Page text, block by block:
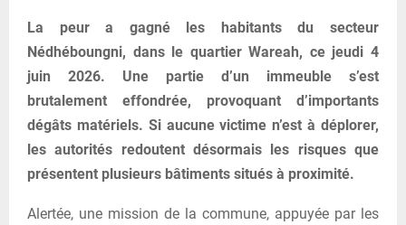
La peur a gagné les habitants du secteur
Nédhéboungni, dans le quartier Wareah, ce jeudi 4
juin 2026. Une partie d’un immeuble s’est
brutalement effondrée, provoquant d’importants
dégâts matériels. Si aucune victime n’est à déplorer,
les autorités redoutent désormais les risques que
présentent plusieurs bâtiments situés à proximité.
Alertée, une mission de la commune, appuyée par les